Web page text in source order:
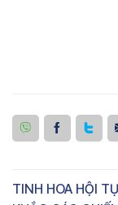
TINH HOA HỘI